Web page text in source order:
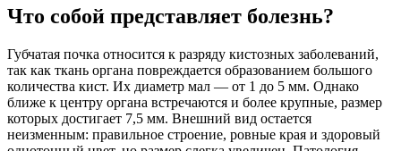
Что собой представляет болезнь?
Губчатая почка относится к разряду кистозных заболеваний,
так как ткань органа повреждается образованием большого
количества кист. Их диаметр мал — от 1 до 5 мм. Однако
ближе к центру органа встречаются и более крупные, размер
которых достигает 7,5 мм. Внешний вид остается
неизменным: правильное строение, ровные края и здоровый